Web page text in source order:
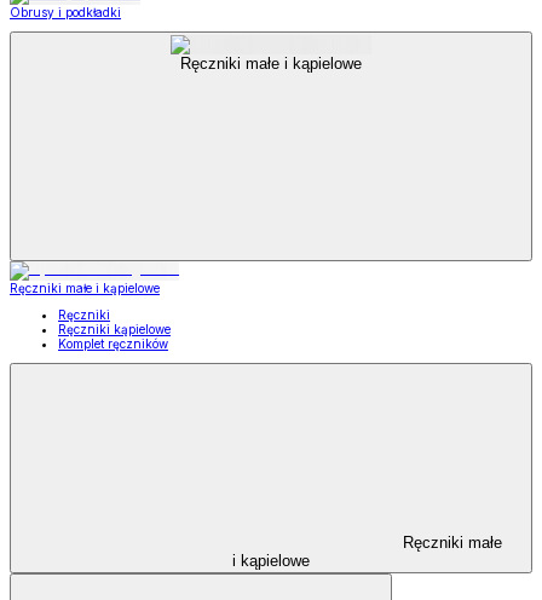
Obrusy i podkładki
Ręczniki małe i kąpielowe
Ręczniki małe i kąpielowe
Ręczniki
Ręczniki kąpielowe
Komplet ręczników
Ręczniki małe
i kąpielowe